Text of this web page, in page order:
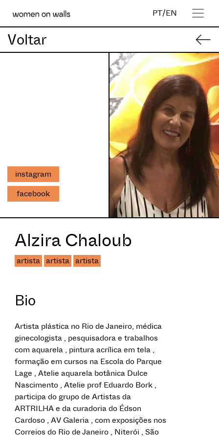
PT/EN
Voltar
instagram
facebook
Alzira Chaloub
artista artista artista
Bio
Artista plástica no Rio de Janeiro, médica
ginecologista , pesquisadora e trabalhos
com aquarela , pintura acrílica em tela ,
formação em cursos na Escola do Parque
Lage , Atelie aquarela botânica Dulce
Nascimento , Atelie prof Eduardo Bork ,
participa do grupo de Artistas da
ARTRILHA e da curadoria do Édson
Cardoso , AV Galeria , com exposições nos
Correios do Rio de Janeiro , Niterói , São